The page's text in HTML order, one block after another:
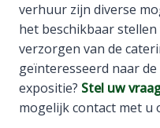
verhuur zijn diverse
het beschikbaar
verzorgen van de
geïnteresseerd naar
expositie? Stel uw
mogelijk contact met u